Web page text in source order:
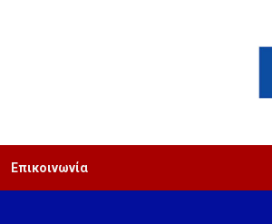
Επικοινωνία